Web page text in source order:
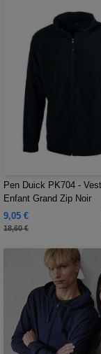
Pen Duick PK704 -
Enfant Grand Zip Noir
9,05 €
18,60 €